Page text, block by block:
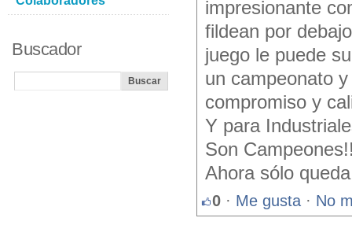
impresionante
fildean por
juego le puede
un campeonato
compromiso y
Y para
Son
Ahora sólo
0 · Me gusta · No
Buscador